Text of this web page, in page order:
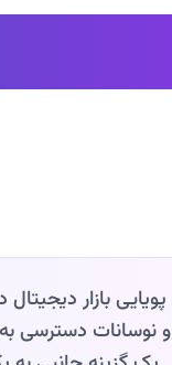
پویایی بازار
و نوسانات دسترسی به